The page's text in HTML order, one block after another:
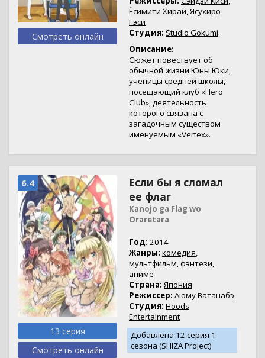
Смотреть онлайн
Ёсимити Хирай,Ясухиро
Гэси
Студия: Studio Gokumi
Описание:
Сюжет повествует об
обычной жизни Юны Юки,
ученицы средней школы,
посещающий клуб «Hero
Club», деятельность
которого связана с
загадочным существом
именуемым «Vertex».
6.4
13 серия
Смотреть онлайн
Если бы я сломал
ее флаг
Kanojo ga Flag wo
Oraretara
Год: 2014
Жанры: комедия,
мультфильм,фэнтези,
аниме
Страна: Япония
Режиссер: Аюму Ватанабэ
Студия: Hoods
Entertainment
Добавлена 12 серия 1
сезона (SHIZA Project)